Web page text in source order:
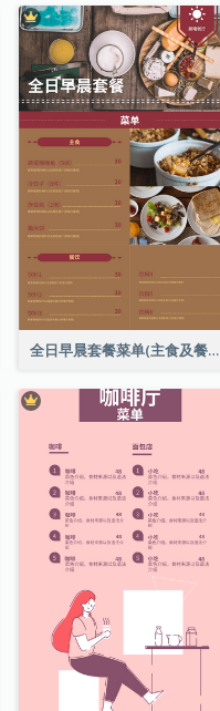
全日早晨套餐菜单(主食及餐饮)